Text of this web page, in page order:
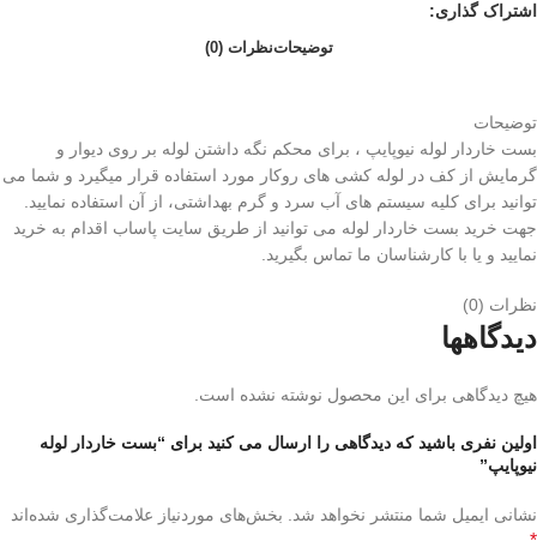
اشتراک گذاری:
توضیحاتنظرات (0)
توضیحات
بست خاردار لوله نیوپایپ ، برای محکم نگه داشتن لوله بر روی دیوار و
گرمایش از کف در لوله کشی های روکار مورد استفاده قرار میگیرد و شما می
توانید برای کلیه سیستم های آب سرد و گرم بهداشتی، از آن استفاده نمایید.
جهت خرید بست خاردار لوله می توانید از طریق سایت پاساب اقدام به خرید
نمایید و یا با کارشناسان ما تماس بگیرید.
نظرات (0)
دیدگاهها
هیچ دیدگاهی برای این محصول نوشته نشده است.
اولین نفری باشید که دیدگاهی را ارسال می کنید برای “بست خاردار لوله
نیوپایپ”
نشانی ایمیل شما منتشر نخواهد شد. بخش‌های موردنیاز علامت‌گذاری شده‌اند
*